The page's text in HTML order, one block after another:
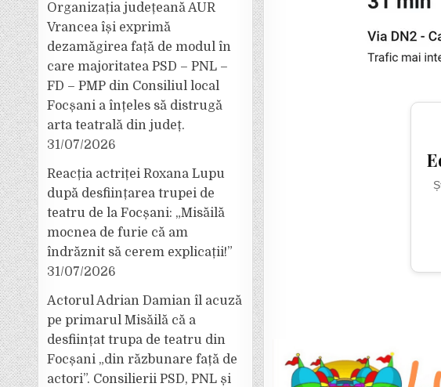
Organizația județeană AUR
Vrancea își exprimă
dezamăgirea față de modul în
care majoritatea PSD – PNL –
FD – PMP din Consiliul local
Focșani a înțeles să distrugă
arta teatrală din județ.
31/07/2026
Reacția actriței Roxana Lupu
după desființarea trupei de
teatru de la Focșani: „Misăilă
mocnea de furie că am
îndrăznit să cerem explicații!”
31/07/2026
Actorul Adrian Damian îl acuză
pe primarul Misăilă că a
desființat trupa de teatru din
Focșani „din răzbunare față de
actori”. Consilierii PSD, PNL și